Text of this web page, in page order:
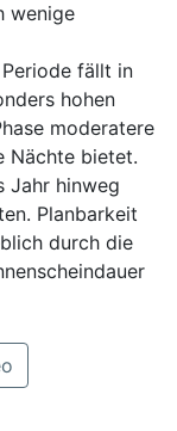
wenige
fällt in
hohen
moderatere
Nächte bietet.
Jahr hinweg
Planbarkeit
durch die